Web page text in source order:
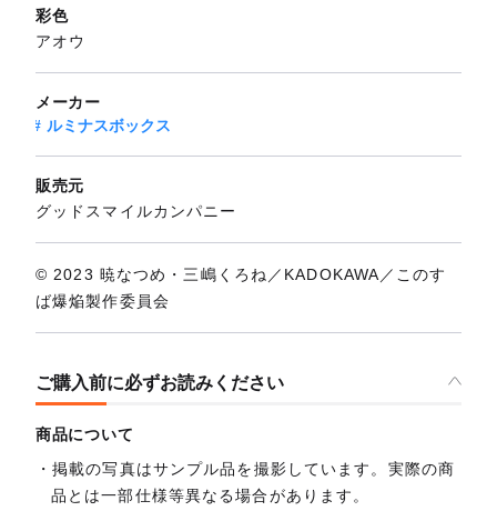
彩色
アオウ
メーカー
ルミナスボックス
販売元
グッドスマイルカンパニー
© 2023 暁なつめ・三嶋くろね／KADOKAWA／このす
ば爆焔製作委員会
ご購入前に必ずお読みください
商品について
掲載の写真はサンプル品を撮影しています。実際の商
品とは一部仕様等異なる場合があります。